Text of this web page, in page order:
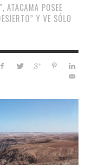
ATACAMA POSEE
Y VE SÓLO